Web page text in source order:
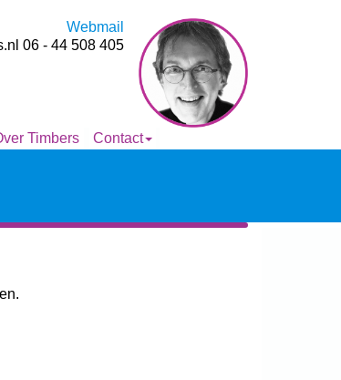
Webmail
06 - 44 508 405
Timbers Contact